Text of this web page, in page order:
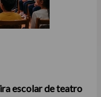
escolar de teatro